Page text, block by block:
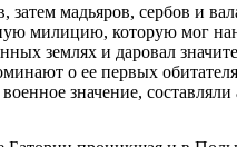
мадьяров, сербов и
милицию, которую мог
землях и даровал
о ее первых
значение,